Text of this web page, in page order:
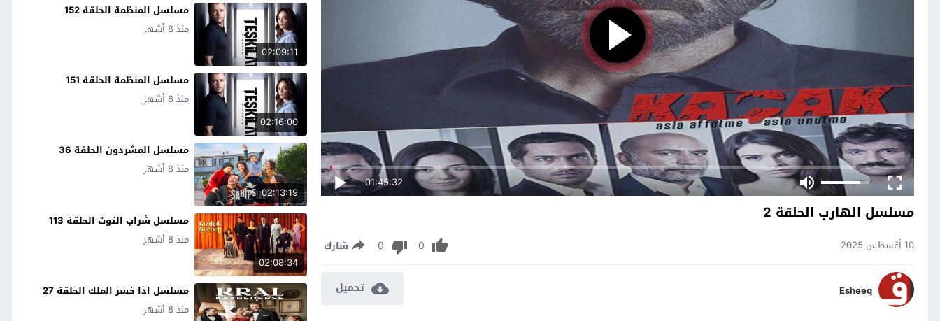
01:45:32
مسلسل الهارب الحلقة 2
10 أغسطس 2025 0
0 شارك
Esheeq تحميل
02:09:11
مسلسل المنظمة الحلقة 152
منذ 8 أشهر
02:16:00
مسلسل المنظمة الحلقة 151
منذ 8 أشهر
02:13:19
مسلسل المشردون الحلقة 36
منذ 8 أشهر
02:08:34
مسلسل شراب التوت الحلقة 113
منذ 8 أشهر
مسلسل اذا خسر الملك الحلقة 27
منذ 8 أشهر